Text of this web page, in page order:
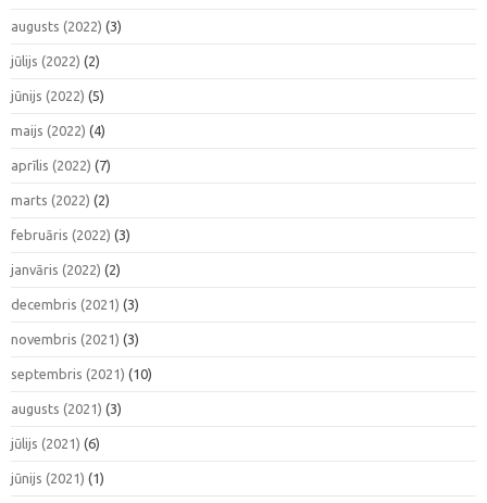
augusts (2022) (3)
jūlijs (2022) (2)
jūnijs (2022) (5)
maijs (2022) (4)
aprīlis (2022) (7)
marts (2022) (2)
februāris (2022) (3)
janvāris (2022) (2)
decembris (2021) (3)
novembris (2021) (3)
septembris (2021) (10)
augusts (2021) (3)
jūlijs (2021) (6)
jūnijs (2021) (1)